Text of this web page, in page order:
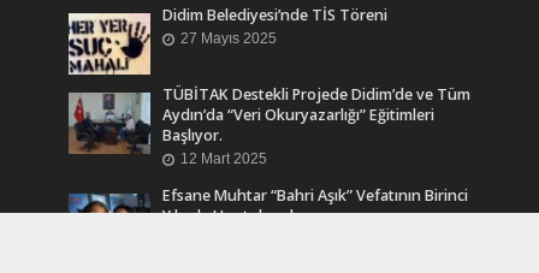
Didim Belediyesi’nde TİS Töreni
27 Mayıs 2025
TÜBİTAK Destekli Projede Didim’de ve Tüm
Aydın’da “Veri Okuryazarlığı” Eğitimleri
Başlıyor.
12 Mart 2025
Efsane Muhtar “Bahri Aşık” Vefatının Birinci
Yılında Unutulmadı